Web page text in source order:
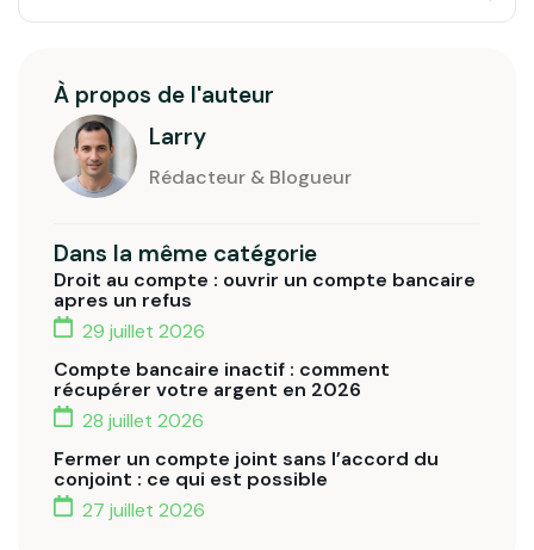
À propos de l'auteur
Larry
Rédacteur & Blogueur
Dans la même catégorie
Droit au compte : ouvrir un compte bancaire
apres un refus
29 juillet 2026
Compte bancaire inactif : comment
récupérer votre argent en 2026
28 juillet 2026
Fermer un compte joint sans l’accord du
conjoint : ce qui est possible
27 juillet 2026